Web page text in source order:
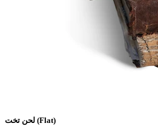
لحن تخت (Flat)